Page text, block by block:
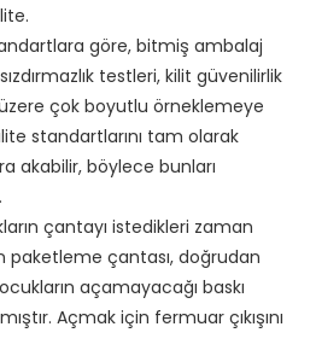
göre, bitmiş ambalaj
testleri, kilit güvenilirlik
çok boyutlu örneklemeye
standartlarını tam olarak
akabilir, böylece bunları
çantayı istedikleri zaman
paketleme çantası, doğrudan
açamayacağı baskı
Açmak için fermuar çıkışını